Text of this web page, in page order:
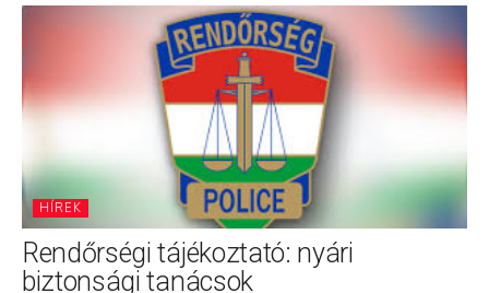
HÍREK
Rendőrségi tájékoztató: nyári
biztonsági tanácsok